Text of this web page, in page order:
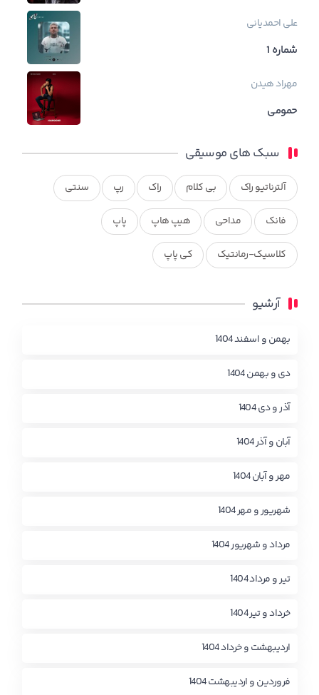
علی احمدیانی
شماره 1
مهراد هیدن
حمومی
سبک های موسیقی
آلترناتیو راک بی کلام راک رپ سنتی
فانک مداحی هیپ هاپ پاپ
کلاسیک-رمانتیک کی پاپ
آرشیو
بهمن و اسفند 1404
دی و بهمن 1404
آذر و دی 1404
آبان و آذر 1404
مهر و آبان 1404
شهریور و مهر 1404
مرداد و شهریور 1404
تیر و مرداد 1404
خرداد و تیر 1404
اردیبهشت و خرداد 1404
فروردین و اردیبهشت 1404